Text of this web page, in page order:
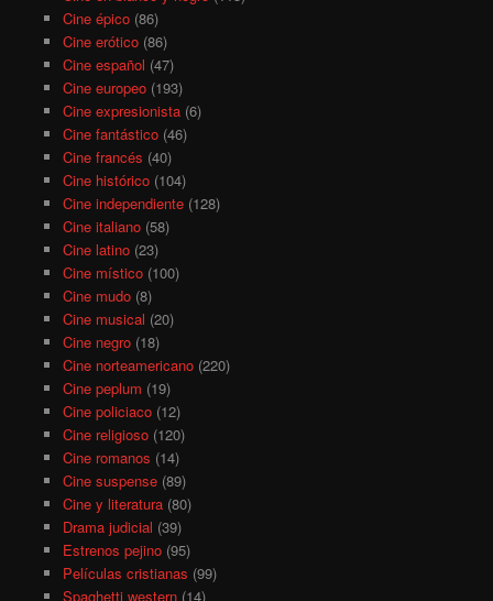
Cine épico(86)
Cine erótico(86)
Cine español (47)
Cine europeo(193)
Cine expresionista(6)
Cine fantástico(46)
Cine francés (40)
Cine histórico(104)
Cine independiente(128)
Cine italiano(58)
Cine latino(23)
Cine místico(100)
Cine mudo(8)
Cine musical (20)
Cine negro(18)
Cine norteamericano(220)
Cine peplum (19)
Cine policiaco(12)
Cine religioso(120)
Cine romanos (14)
Cine suspense(89)
Cine y literatura(80)
Drama judicial (39)
Estrenos pejino(95)
Películas cristianas (99)
Spaghetti western(14)